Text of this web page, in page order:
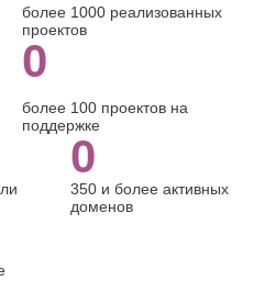
более 1000 реализованных
проектов
0
более 100 проектов на
поддержке
0
350 и более активных
доменов